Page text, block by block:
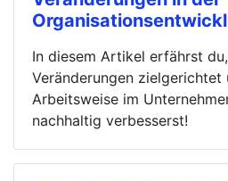
In diesem Artikel erfährst
Veränderungen
Arbeitsweise im
nachhaltig verbesserst!